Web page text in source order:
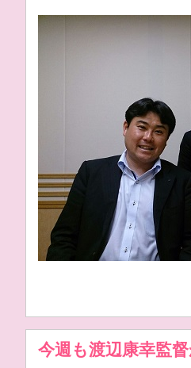
今週も渡辺康幸監